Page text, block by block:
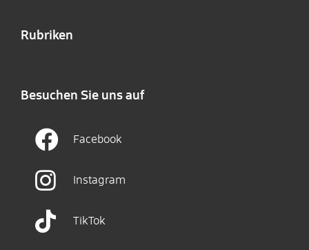
Rubriken
Besuchen Sie uns auf
Facebook
Instagram
TikTok